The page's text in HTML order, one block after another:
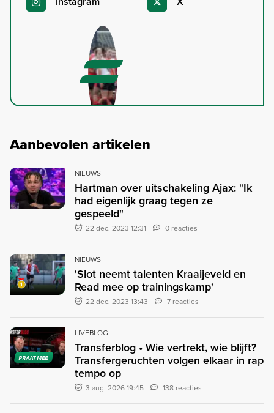
Aanbevolen artikelen
NIEUWS
Hartman over uitschakeling Ajax: "Ik
had eigenlijk graag tegen ze
gespeeld"
22 dec. 2023 12:31 0 reacties
NIEUWS
'Slot neemt talenten Kraaijeveld en
Read mee op trainingskamp'
22 dec. 2023 13:43 7 reacties
PRAAT MEE
LIVEBLOG
Transferblog • Wie vertrekt, wie blijft?
Transfergeruchten volgen elkaar in rap
tempo op
3 aug. 2026 19:45 138 reacties